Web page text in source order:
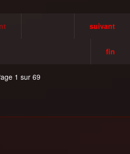
suivant
fin
1 sur 69